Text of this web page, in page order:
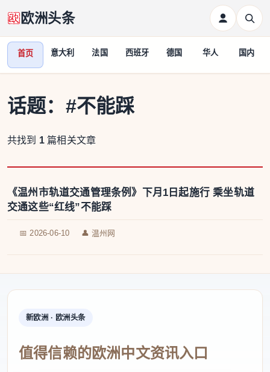
欧洲头条
首页 意大利 法国 西班牙 德国 华人 国内
话题： #不能踩
共找到 1 篇相关文章
《温州市轨道交通管理条例》下月1日起施行 乘坐轨道
交通这些“红线”不能踩
📅 2026-06-10 👤 温州网
新欧洲 · 欧洲头条
值得信赖的欧洲中文资讯入口